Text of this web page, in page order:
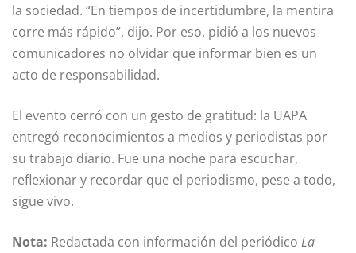
la sociedad. “En tiempos de incertidumbre, la mentira
corre más rápido”, dijo. Por eso, pidió a los nuevos
comunicadores no olvidar que informar bien es un
acto de responsabilidad.
El evento cerró con un gesto de gratitud: la UAPA
entregó reconocimientos a medios y periodistas por
su trabajo diario. Fue una noche para escuchar,
reflexionar y recordar que el periodismo, pese a todo,
sigue vivo.
Nota: Redactada con información del periódico La